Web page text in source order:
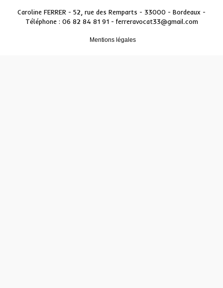
Caroline FERRER - 52, rue des Remparts - 33000 - Bordeaux -
Téléphone : 06 82 84 81 91 - ferreravocat33@gmail.com
Mentions légales